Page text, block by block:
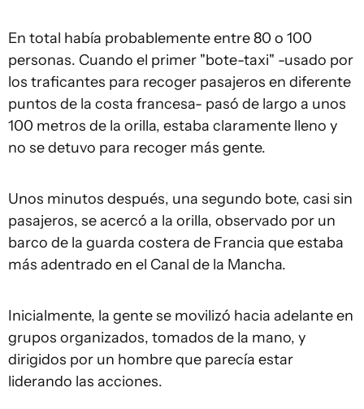
En total había probablemente entre 80 o 100
personas. Cuando el primer "bote-taxi" -usado por
los traficantes para recoger pasajeros en diferente
puntos de la costa francesa- pasó de largo a unos
100 metros de la orilla, estaba claramente lleno y
no se detuvo para recoger más gente.
Unos minutos después, una segundo bote, casi sin
pasajeros, se acercó a la orilla, observado por un
barco de la guarda costera de Francia que estaba
más adentrado en el Canal de la Mancha.
Inicialmente, la gente se movilizó hacia adelante en
grupos organizados, tomados de la mano, y
dirigidos por un hombre que parecía estar
liderando las acciones.